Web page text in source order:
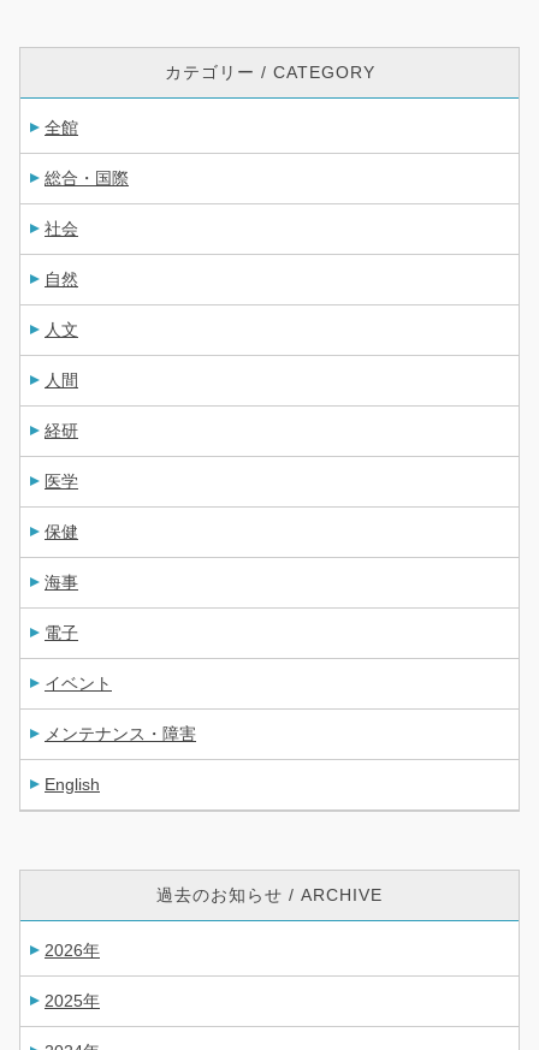
カテゴリー / CATEGORY
全館
総合・国際
社会
自然
人文
人間
経研
医学
保健
海事
電子
イベント
メンテナンス・障害
English
過去のお知らせ / ARCHIVE
2026年
2025年